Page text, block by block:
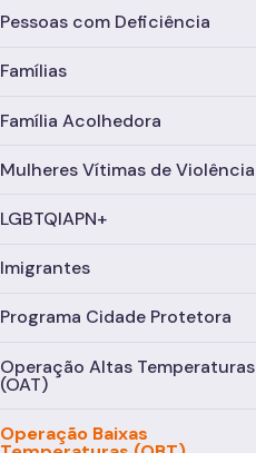
Pessoas com Deficiência
Famílias
Família Acolhedora
Mulheres Vítimas de Violência
LGBTQIAPN+
Imigrantes
Programa Cidade Protetora
Operação Altas Temperaturas
(OAT)
Operação Baixas